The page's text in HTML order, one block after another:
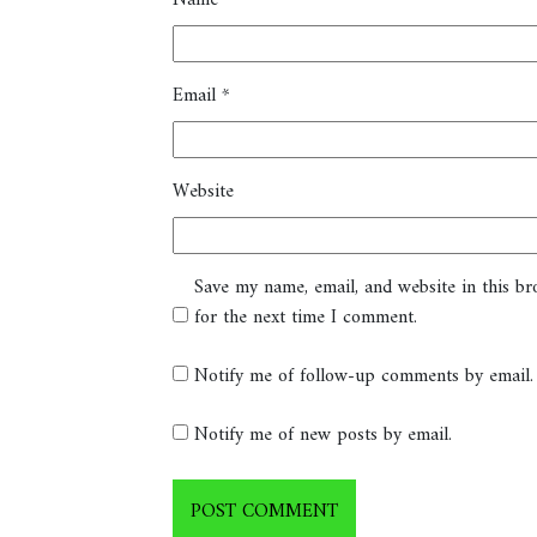
Email*
Website
Save my name, email, and website in this
for the next time I comment.
Notify me of follow-up comments by email.
Notify me of new posts by email.